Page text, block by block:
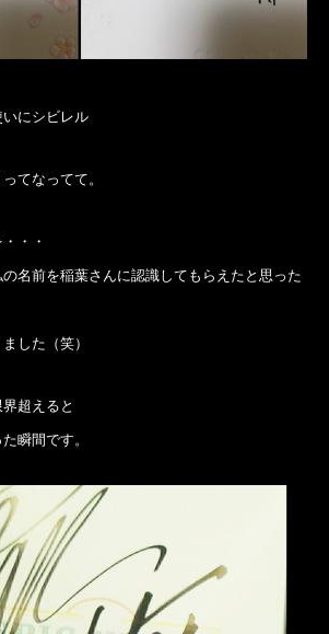
にシビレル
てなってて。
・・
名前を稲葉さんに認識してもらえたと思った
した（笑）
超えると
瞬間です。